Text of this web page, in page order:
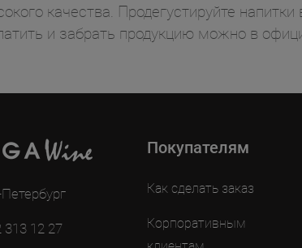
качества. Продегустируйте
и забрать продукцию можно в
313 12 27
Покупателям
Как сделать заказ
Корпоративным